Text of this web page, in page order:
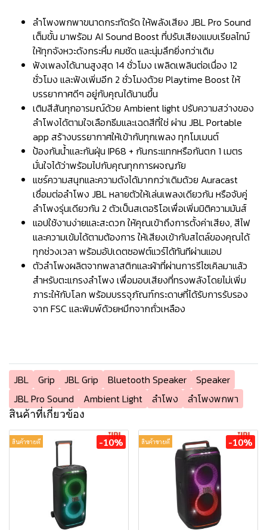
ลำโพงพกพาขนาดกระทัดรัด ให้พลังเสียง JBL Pro Sound
เต็มขั้น มาพร้อม AI Sound Boost ที่ปรับเสียงแบบเรียลไทม์
ให้ทุกจังหวะดังกระหึ่ม คมชัด และนุ่มลึกยิ่งกว่าเดิม
ฟังเพลงได้นานสูงสุด 14 ชั่วโมง เพลิดเพลินต่อเนื่อง 12
ชั่วโมง และฟังเพิ่มอีก 2 ชั่วโมงด้วย Playtime Boost ให้
บรรยากาศดีๆ อยู่กับคุณได้นานขึ้น
เติมสีสันทุกอารมณ์ด้วย Ambient light ปรับความสว่างของ
ลำโพงได้ตามใจเลือกธีมและเฉดสีที่ใช่ ผ่าน JBL Portable
app สร้างบรรยากาศให้เข้ากับทุกเพลง ทุกโมเมนต์
ป้องกันน้ำและกันฝุ่น IP68 + กันกระแทกหรือกันตก 1 เมตร
มั่นใจได้ว่าพร้อมไปกับคุณทุกการผจญภัย
แชร์ความสนุกและความดังได้มากกว่าเดิมด้วย Auracast
เชื่อมต่อลำโพง JBL หลายตัวให้เล่นเพลงเดียวกัน หรือจับคู่
ลำโพงรุ่นเดียวกัน 2 ตัวเป็นสเตอริโอเพื่อเพิ่มมิติความมันส์
แอปใช้งานง่ายและสะดวก ให้คุณเข้าถึงการตั้งค่าเสียง, สีไฟ
และความเข้มได้ตามต้องการ ให้เสียงเข้ากับสไตล์ของคุณได้
ทุกช่วงเวลา พร้อมอัปเดตซอฟต์แวร์ได้ทันทีผ่านแอป
ตัวลำโพงผลิตจากพลาสติกและผ้าที่ผ่านการรีไซเคิลมาแล้ว
สำหรับตะแกรงลำโพง เพื่อมอบเสียงที่ทรงพลังโดยไม่เพิ่ม
ภาระให้กับโลก พร้อมบรรจุภัณฑ์กระดาษที่ได้รับการรับรอง
จาก FSC และพิมพ์ด้วยหมึกจากถั่วเหลือง
JBL Grip JBL Grip Bluetooth Speaker
Speaker
JBL Pro Sound
Ambient Light ลำโพง ลำโพงพกพา
สินค้าที่เกี่ยวข้อง
สินค้าขายดี -10% สินค้าขายดี -10%